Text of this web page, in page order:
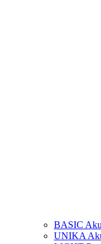
BASIC
UNIKA